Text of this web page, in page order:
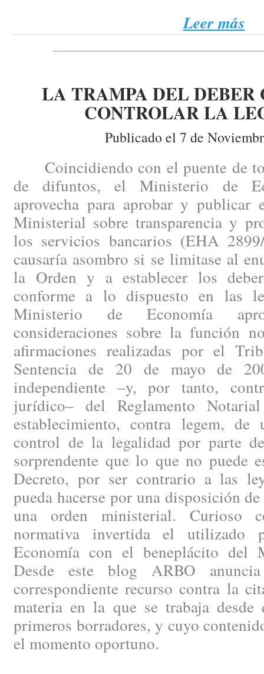
Leer más
LA TRAMPA DEL DEBER
CONTROLAR LA
Publicado el 7 de
Coincidiendo con el puente de
de difuntos, el Ministerio de
aprovecha para aprobar y
Ministerial sobre transparencia y
los servicios bancarios (EHA
causaría asombro si se limitase al
la Orden y a establecer los
conforme a lo dispuesto en las
Ministerio de Economía
consideraciones sobre la función
afirmaciones realizadas por el
Sentencia de 20 de mayo de
independiente –y, por tanto,
jurídico– del Reglamento
establecimiento, contra legem,
control de la legalidad por parte
sorprendente que lo que no puede
Decreto, por ser contrario a las
pueda hacerse por una disposición
una orden ministerial. Curioso
normativa invertida el
Economía con el beneplácito del
Desde este blog ARBO
correspondiente recurso contra la
materia en la que se trabaja
primeros borradores, y cuyo
el momento oportuno.